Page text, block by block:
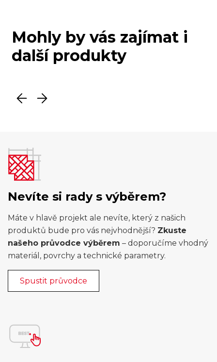
Mohly by vás zajímat i
další produkty
Nevíte si rady s výběrem?
Máte v hlavě projekt ale nevíte, který z našich
produktů bude pro vás nejvhodnější? Zkuste
našeho průvodce výběrem – doporučíme vhodný
materiál, povrchy a technické parametry.
Spustit průvodce